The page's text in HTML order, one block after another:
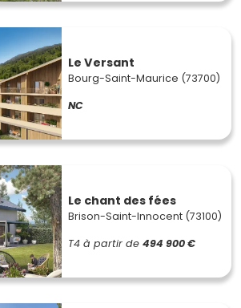
Le Versant
Bourg-Saint-Maurice (73700)
NC
Le chant des fées
Brison-Saint-Innocent (73100)
T4 à partir de 494 900 €